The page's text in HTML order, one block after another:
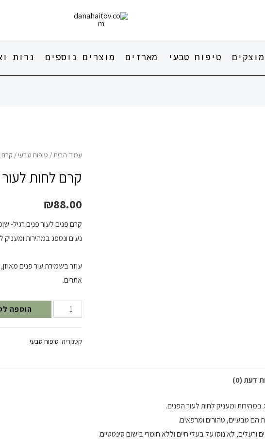
טיפוח טבעי מארזים מוצרים נוספים נרות
עמוד הבית/ טיפוח טבעי/ קרם
קרם לחות
₪88.00
קרם פנים לעור פנים רגיל-
נעים ונספג במהירות ומעניק
עוזר בשמירת עור פנים
אתרים.
כמות
הוספה
קטגוריה: טיפוח טבעי
דעת (0)
ומעניק לחות לעור הפנים.
טבעיים, טהורים ומרפאים.
לא נוסו על בעלי חיים וללא חומרי בישום סינטטיים.